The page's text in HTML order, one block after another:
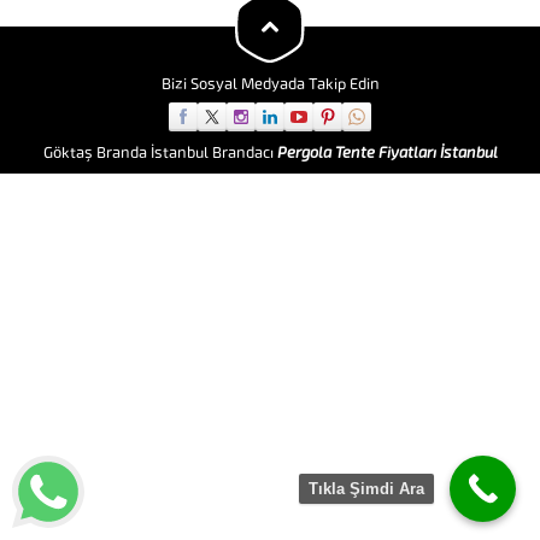
Hastane Çadırı diğer büyük çaplı
Acil Çadır gereksinimlerindeki...
Bizi Sosyal Medyada Takip Edin
Göktaş Branda İstanbul Brandacı Pergola Tente Fiyatları İstanbul
Tıkla Şimdi Ara